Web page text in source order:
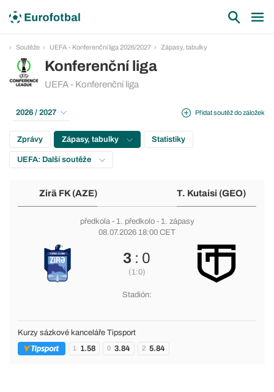
Soutěže UEFA - Konferenční liga 2026/2027 Zápasy, tabulky
Konferenční liga
UEFA - Konferenční liga
Přidat soutěž do záložek
2026 / 2027
Zprávy Zápasy, tabulky Statistiky
UEFA: Další soutěže
Zirä FK (AZE) T. Kutaisi (GEO)
předkola- 1. předkolo- 1. zápasy
08.07.2026 18:00 CET
3 : 0
(1:0)
Stadión:
Kurzy sázkové kanceláře Tipsport
1 1.58 0 3.84 2 5.84